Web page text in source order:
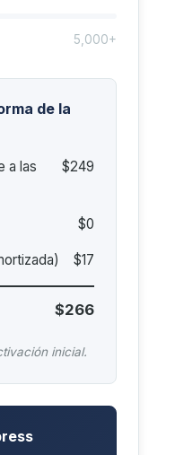
5,000+
de la
a las
$249
$0
$17
$266
inicial.